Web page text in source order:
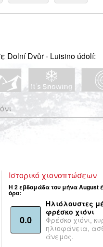
Dolní Dvůr - Luisino údolí:
Ιστορικό χιονοπτώσεων
Η 2 εβδομάδα του μήνα August
όρο:
0.0
Ηλιόλουστες
φρέσκο χιόνι
Φρέσκο χιόνι,
ηλιοφάνεια,
άνεμος.